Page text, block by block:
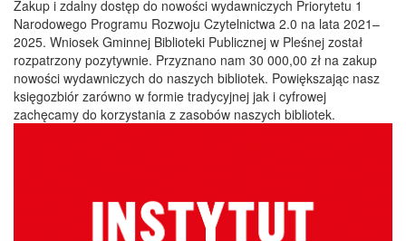
Zakup i zdalny dostęp do nowości wydawniczych Priorytetu 1
Narodowego Programu Rozwoju Czytelnictwa 2.0 na lata 2021–
2025. Wniosek Gminnej Biblioteki Publicznej w Pleśnej został
rozpatrzony pozytywnie. Przyznano nam 30 000,00 zł na zakup
nowości wydawniczych do naszych bibliotek. Powiększając nasz
księgozbiór zarówno w formie tradycyjnej jak i cyfrowej
zachęcamy do korzystania z zasobów naszych bibliotek.